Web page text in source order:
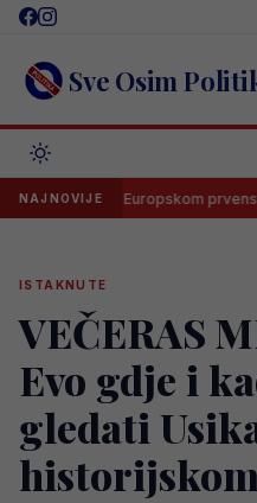
Skip
content Sve Osim
NAJNOVIJE
BiH na Europskom prvenstvu u
ISTAKNUTE
VEČERAS
Evo gdje i
gledati